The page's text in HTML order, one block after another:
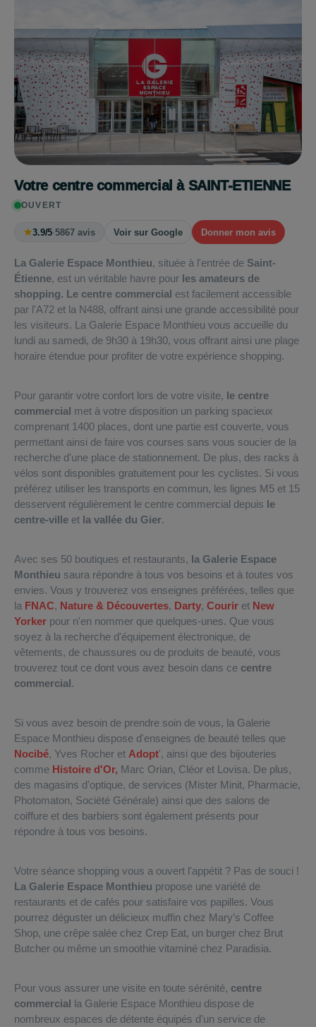
Votre centre commercial à SAINT-ETIENNE
OUVERT
★3.9/5·5867 avis Voir sur Google Donner mon avis
La Galerie Espace Monthieu, située à l'entrée de Saint-
Étienne, est un véritable havre pour les amateurs de
shopping. Le centre commercial est facilement accessible
par l'A72 et la N488, offrant ainsi une grande accessibilité pour
les visiteurs. La Galerie Espace Monthieu vous accueille du
lundi au samedi, de 9h30 à 19h30, vous offrant ainsi une plage
horaire étendue pour profiter de votre expérience shopping.
Pour garantir votre confort lors de votre visite, le centre
commercial met à votre disposition un parking spacieux
comprenant 1400 places, dont une partie est couverte, vous
permettant ainsi de faire vos courses sans vous soucier de la
recherche d'une place de stationnement. De plus, des racks à
vélos sont disponibles gratuitement pour les cyclistes. Si vous
préférez utiliser les transports en commun, les lignes M5 et 15
desservent régulièrement le centre commercial depuis le
centre-ville et la vallée du Gier.
Avec ses 50 boutiques et restaurants, la Galerie Espace
Monthieu saura répondre à tous vos besoins et à toutes vos
envies. Vous y trouverez vos enseignes préférées, telles que
la FNAC, Nature & Découvertes, Darty, Courir et New
Yorker pour n'en nommer que quelques-unes. Que vous
soyez à la recherche d'équipement électronique, de
vêtements, de chaussures ou de produits de beauté, vous
trouverez tout ce dont vous avez besoin dans ce centre
commercial.
Si vous avez besoin de prendre soin de vous, la Galerie
Espace Monthieu dispose d'enseignes de beauté telles que
Nocibé, Yves Rocher et Adopt', ainsi que des bijouteries
comme Histoire d'Or, Marc Orian, Cléor et Lovisa. De plus,
des magasins d'optique, de services (Mister Minit, Pharmacie,
Photomaton, Société Générale) ainsi que des salons de
coiffure et des barbiers sont également présents pour
répondre à tous vos besoins.
Votre séance shopping vous a ouvert l'appétit ? Pas de souci !
La Galerie Espace Monthieu propose une variété de
restaurants et de cafés pour satisfaire vos papilles. Vous
pourrez déguster un délicieux muffin chez Mary’s Coffee
Shop, une crêpe salée chez Crep Eat, un burger chez Brut
Butcher ou même un smoothie vitaminé chez Paradisia.
Pour vous assurer une visite en toute sérénité, centre
commercial la Galerie Espace Monthieu dispose de
nombreux espaces de détente équipés d'un service de